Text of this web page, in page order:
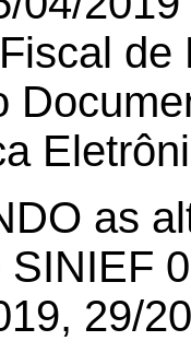
as
SINIEF
29/